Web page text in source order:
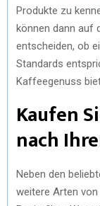
Produkte zu
können dann auf
entscheiden, ob
Standards
Kaffeegenuss
Kaufen
nach
Neben den
weitere Arten